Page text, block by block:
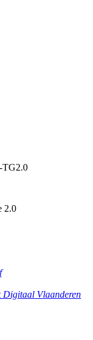
TG2.0
2.0
Digitaal Vlaanderen